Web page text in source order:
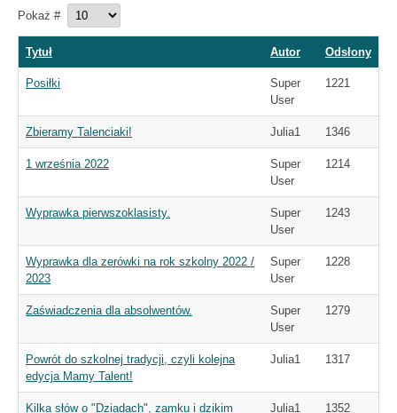
Pokaż #
Tytuł Autor Odsłony
Posiłki
Super
User
1221
Zbieramy Talenciaki! Julia1 1346
1 września 2022
Super
User
1214
Wyprawka pierwszoklasisty.
Super
User
1243
Wyprawka dla zerówki na rok szkolny 2022 /
2023
Super
User
1228
Zaświadczenia dla absolwentów.
Super
User
1279
Powrót do szkolnej tradycji, czyli kolejna
edycja Mamy Talent!
Julia1 1317
Kilka słów o "Dziadach", zamku i dzikim Julia1 1352